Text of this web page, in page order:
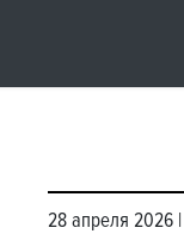
28 апреля 2026 |